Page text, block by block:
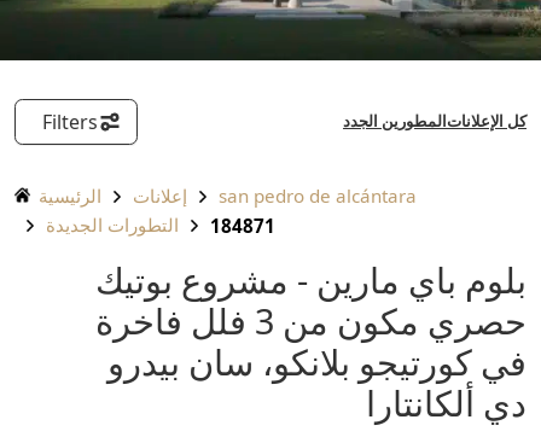
كل الإعلاناتالمطورين الجدد Filters
الرئيسية إعلانات
san pedro de alcántara
التطورات الجديدة
184871
بلوم باي مارين - مشروع بوتيك
حصري مكون من 3 فلل فاخرة
في كورتيجو بلانكو، سان بيدرو
دي ألكانتارا